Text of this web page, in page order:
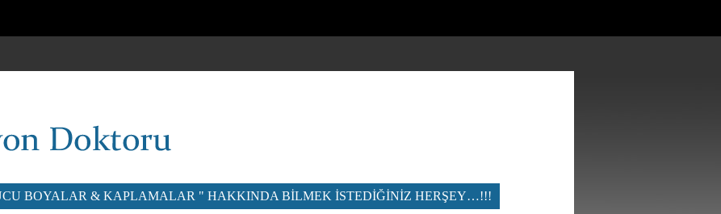
BOYALAR & KAPLAMALAR " HAKKINDA BILMEK ISTEDIĞINIZ HERŞEY…!!!